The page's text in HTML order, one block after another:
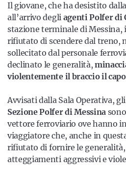
Il giovane, che ha desistito
all’arrivo degli agenti Polfer di
stazione terminale di Messina,
rifiutato di scendere dal treno,
sollecitato dal personale
declinato le generalità,
violentemente il braccio il
Avvisati dalla Sala Operativa,
Sezione Polfer di Messina
vettore ferroviario ove hanno
viaggiatore che, anche in
rifiutato di fornire le generalità,
atteggiamenti aggressivi e